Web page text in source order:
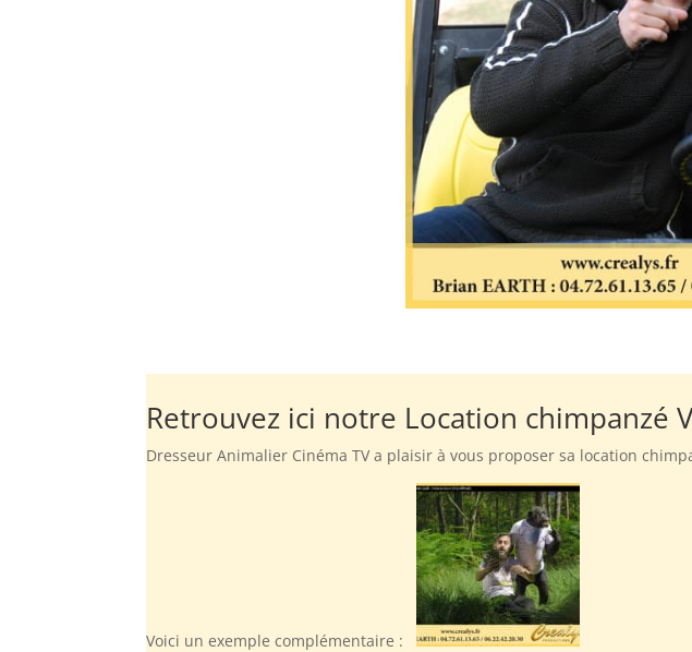
Retrouvez ici notre Location chimpanzé
Dresseur Animalier Cinéma TV a plaisir à vous proposer sa location
Voici un exemple complémentaire :